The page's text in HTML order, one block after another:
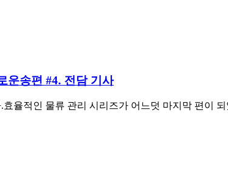
운송편 #4. 전담 기사
율적인 물류 관리 시리즈가 어느덧 마지막 편이